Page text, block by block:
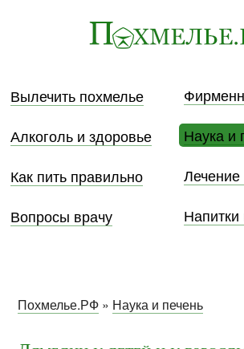
Вылечить похмелье
Алкоголь и здоровье
Наука и
Как пить правильно
Лечение
Вопросы врачу
Напитки
Похмелье.РФ » Наука и печень